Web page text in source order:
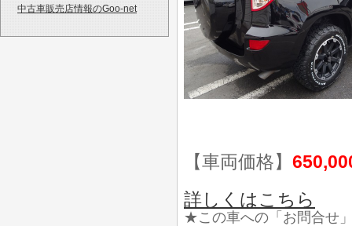
中古車販売店情報のGoo-net
【車両価格】
詳しくはこちら
★この車への「お問合せ